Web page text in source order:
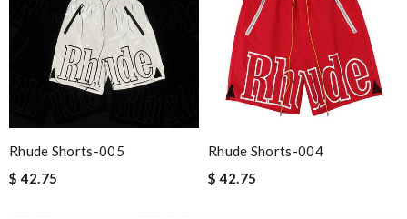
Rhude Shorts-005
$ 42.75
Rhude Shorts-004
$ 42.75